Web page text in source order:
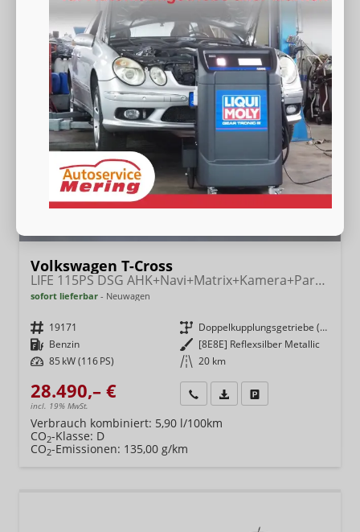
Volkswagen T-Cross
LIFE 115PS DSG AHK+Navi+Matrix+Kamera+Parklenk+Alu17+App-Connect
sofort lieferbar Neuwagen
Fahrzeugnr. 19171 Getriebe
Doppelkupplungsgetriebe (DSG)
Kraftstoff Benzin Außenfarbe [8E8E] Reflexsilber Metallic
Leistung 85 kW (116 PS) Kilometerstand 20 km
28.490,– €
incl. 19% MwSt.
Wir rufen Sie anFahrzeugexposé (PDF)
Verbrauch kombiniert: 5,90 l/100km
CO2-Klasse: D
CO2-Emissionen: 135,00 g/km